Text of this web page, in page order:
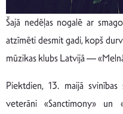
Šajā nedēļas nogalē ar
atzīmēti desmit gadi, kopš
mūzikas klubs Latvijā —
Piektdien, 13. maijā
veterāni «Sanctimony» un